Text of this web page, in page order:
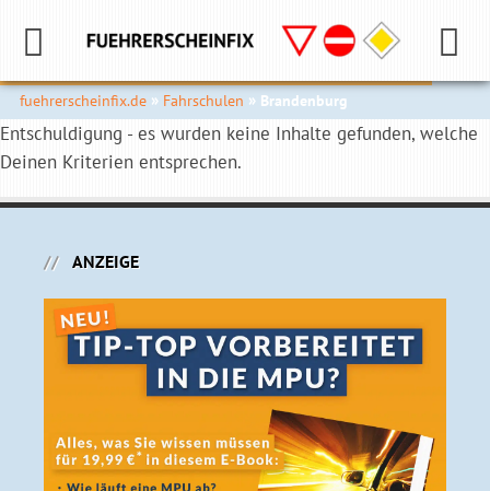
fuehrerscheinfix.de Fahrschulen Brandenburg
Entschuldigung - es wurden keine Inhalte gefunden, welche
Deinen Kriterien entsprechen.
ANZEIGE